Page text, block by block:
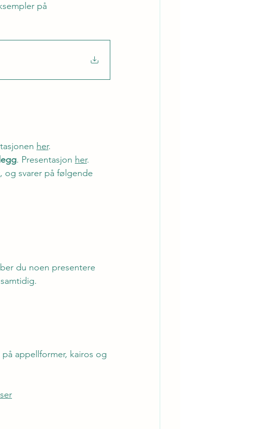
på
her.
. Presentasjon her.
, og svarer på følgende
du noen presentere
appellformer, kairos og